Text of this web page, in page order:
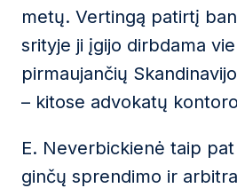
Siųsti žinutę
metų. Vertingą patirtį
srityje ji įgijo dirbdama
pirmaujančių
– kitose advokatų
E. Neverbickienė taip
ginčų sprendimo ir